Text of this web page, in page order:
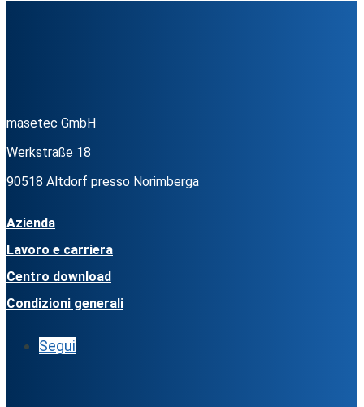
masetec GmbH
Werkstraße 18
90518 Altdorf presso Norimberga
Azienda
Lavoro e carriera
Centro download
Condizioni generali
Segui